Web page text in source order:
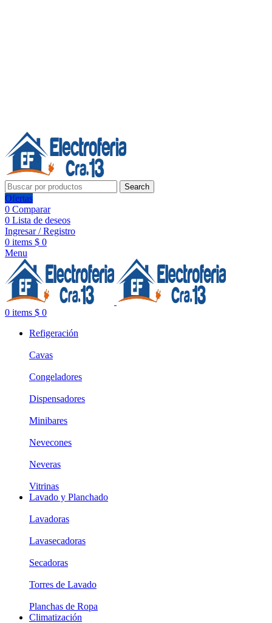
Search
Ofertas
0 Comparar
0 Lista de deseos
Ingresar / Registro
0 items $ 0
Menu
0 items $ 0
Refigeración
Cavas
Congeladores
Dispensadores
Minibares
Nevecones
Neveras
Vitrinas
Lavado y Planchado
Lavadoras
Lavasecadoras
Secadoras
Torres de Lavado
Planchas de Ropa
Climatización